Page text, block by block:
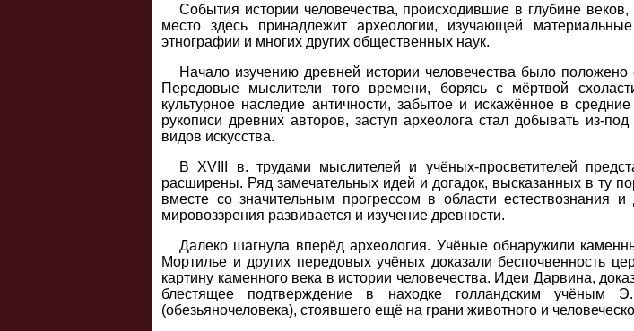
События истории человечества, происходившие в глубине
место здесь принадлежит археологии, изучающей
этнографии и многих других общественных наук.
Начало изучению древней истории человечества было
Передовые мыслители того времени, борясь с мёртвой
культурное наследие античности, забытое и искажённое в
рукописи древних авторов, заступ археолога стал добывать из-
видов искусства.
В XVIII в. трудами мыслителей и учёных-просветителей
расширены. Ряд замечательных идей и догадок, высказанных в ту
вместе со значительным прогрессом в области естествознания
мировоззрения развивается и изучение древности.
Далеко шагнула вперёд археология. Учёные обнаружили
Мортилье и других передовых учёных доказали беспочвенность
картину каменного века в истории человечества. Идеи Дарвина,
блестящее подтверждение в находке голландским учёным
(обезьяночеловека), стоявшего ещё на грани животного и